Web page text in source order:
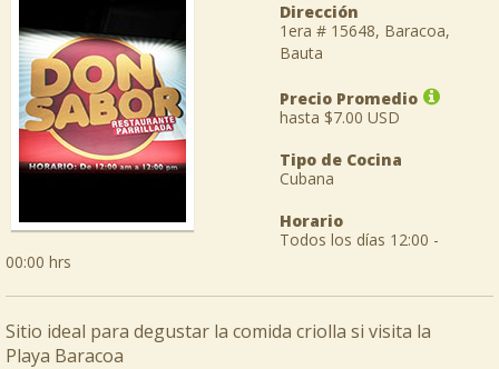
Dirección
1era # 15648, Baracoa,
Bauta
Precio Promedio
hasta $7.00 USD
Tipo de Cocina
Cubana
Horario
Todos los días 12:00 -
00:00 hrs
Sitio ideal para degustar la comida criolla si visita la
Playa Baracoa